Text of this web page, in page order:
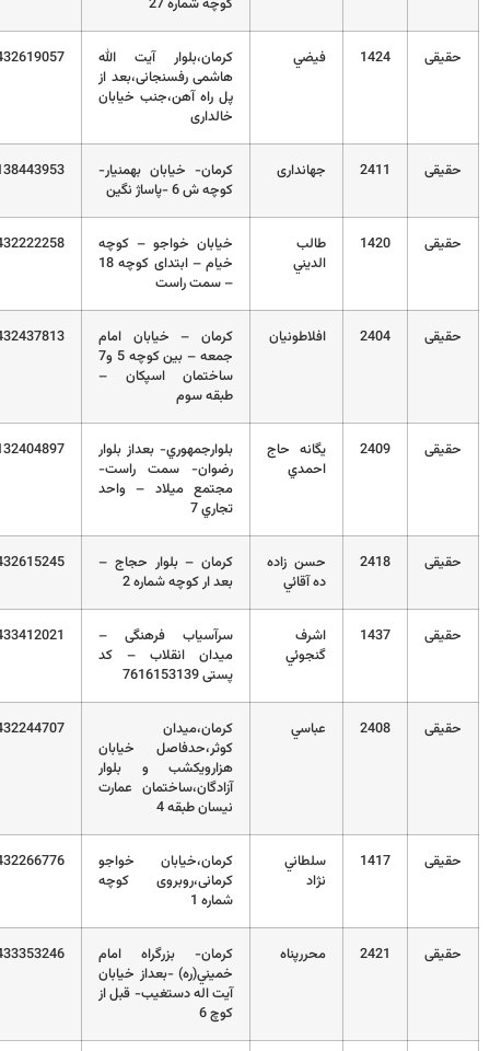
1424 فيضي
کرمان،بلوار آیت الله
هاشمی رفسنجانی،بعد از
پل راه آهن،جنب خیابان
03432619057
2411 جهانداری
کرمان- خيابان بهمنيار-
کوچه ش 6 -پاساژ نگين
09138443953
1420
طالب
خیابان خواجو – کوچه
خیام – ابتدای کوچه 18
– سمت راست
03432222258
2404 افلاطونيان
کرمان – خيابان امام
جمعه – بين کوچه 5 و7
ساختمان اسپکان –
طبقه سوم
03432437813
2409
يگانه حاج
بلوارجمهوري- بعداز بلوار
رضوان- سمت راست-
مجتمع ميلاد – واحد
09132404897
2418
حسن زاده
کرمان – بلوار حجاج –
بعد ار کوچه شماره 2
03432615245
1437
اشرف
سرآسیاب فرهنگی –
میدان انقلاب – کد
03433412021
2408 عباسي
کرمان،میدان
کوثر،حدفاصل خیابان
هزارویکشب و بلوار
آزادگان،ساختمان عمارت
نیسان طبقه 4
03432244707
1417
سلطاني
کرمان،خیابان خواجو
کرمانی،روبروی کوچه
03432266776
2421 محررپناه
کرمان- بزرگراه امام
خميني(ره) -بعداز خيابان
آيت اله دستغيب- قبل از
03433353246